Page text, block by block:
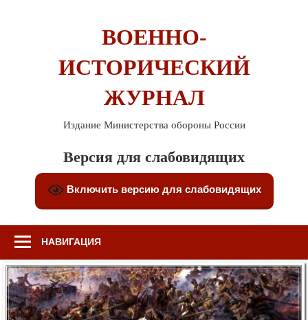
ВОЕННО-
ИСТОРИЧЕСКИЙ
ЖУРНАЛ
Издание Министерства обороны России
Версия для слабовидящих
Включить версию для слабовидящих
НАВИГАЦИЯ